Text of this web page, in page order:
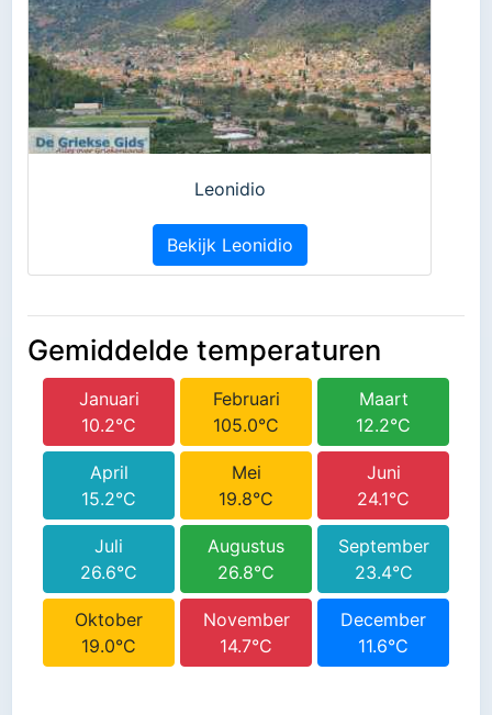
Leonidio
Bekijk Leonidio
Gemiddelde temperaturen
Januari
10.2°C
Februari
105.0°C
Maart
12.2°C
April
15.2°C
Mei
19.8°C
Juni
24.1°C
Juli
26.6°C
Augustus
26.8°C
September
23.4°C
Oktober
19.0°C
November
14.7°C
December
11.6°C